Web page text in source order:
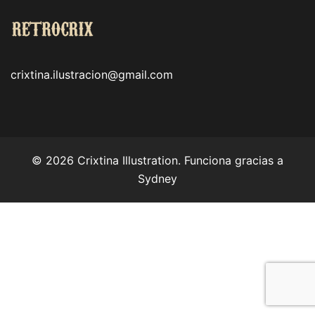
crixtina.ilustracion@gmail.com
© 2026 Crixtina Illustration. Funciona gracias a
Sydney